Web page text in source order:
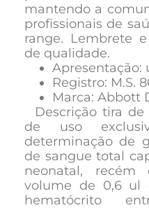
mantendo a
profissionais de
range. Lembrete
de qualidade.
Apresentação:
Registro: M.S.
Marca: Abbott
Descrição tira de
de uso
determinação de
de sangue total
neonatal, recém
volume de 0,6 ul
hematócrito